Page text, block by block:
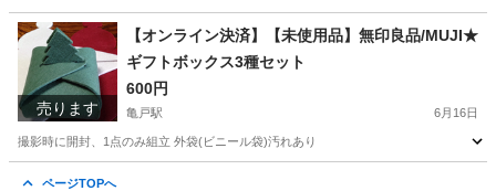
東京 江東区 亀戸駅 その他 容器
売ります
【オンライン決済】【未使用品】無印良品/MUJI★
ギフトボックス3種セット
600円
亀戸駅 6月16日
撮影時に開封、1点のみ組立 外袋(ビニール袋)汚れあり
ページTOPへ